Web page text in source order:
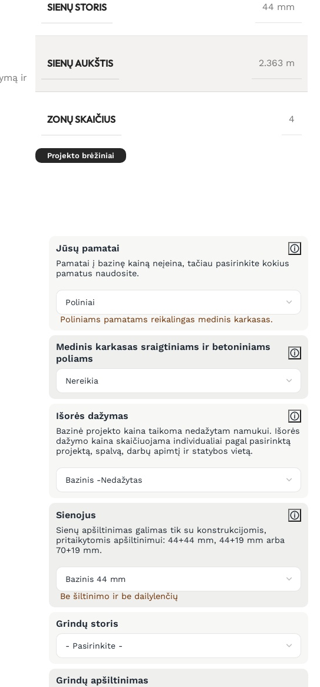
ir
SIENŲ STORIS 44 mm
SIENŲ AUKŠTIS 2.363 m
ZONŲ SKAIČIUS 4
Projekto brėžiniai
Jūsų pamatai
Pamatai į bazinę kainą neįeina, tačiau pasirinkite kokius
pamatus naudosite.
Poliniams pamatams reikalingas medinis karkasas.
Medinis karkasas sraigtiniams ir betoniniams
poliams
Išorės dažymas
Bazinė projekto kaina taikoma nedažytam namukui. Išorės
dažymo kaina skaičiuojama individualiai pagal pasirinktą
projektą, spalvą, darbų apimtį ir statybos vietą.
Sienojus
Sienų apšiltinimas galimas tik su konstrukcijomis,
pritaikytomis apšiltinimui: 44+44 mm, 44+19 mm arba
70+19 mm.
Be šiltinimo ir be dailylenčių
Grindų storis
Grindų apšiltinimas